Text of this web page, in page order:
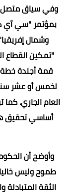
وفي سياق
بمؤتمر "سي آي
وشمال
"تمكين القطاع
قمة أجندة
لخمس أو عشر
العام الجاري.
أساسي تحقيق
وأوضح أن
طموح وليس خاليا
الثقة